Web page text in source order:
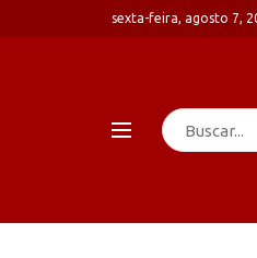
sexta-feira, agosto 7,